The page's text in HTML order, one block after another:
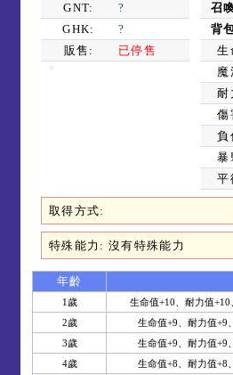
GNT:
?
GHK:
?
販售:
已停售
召
背
生
魔
耐
傷
負
暴
平
取得方式:
特殊能力: 沒有特殊能力
年齡
1歲
生命值+10、耐力值
2歲
生命值+9、耐力值+9
3歲
生命值+9、耐力值+9
4歲
生命值+8、耐力值+8